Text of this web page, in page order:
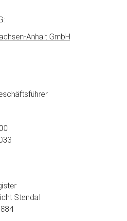
Anhalt GmbH
Stendal